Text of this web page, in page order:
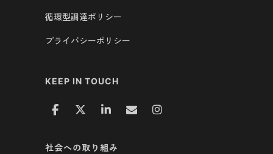
循環型調達ポリシー
プライバシーポリシー
KEEP IN TOUCH
社会への取り組み